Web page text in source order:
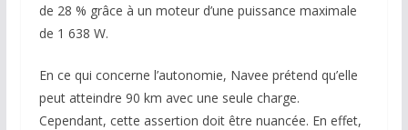
de 28 % grâce à un moteur d’une puissance maximale
de 1 638 W.
En ce qui concerne l’autonomie, Navee prétend qu’elle
peut atteindre 90 km avec une seule charge.
Cependant, cette assertion doit être nuancée. En effet,